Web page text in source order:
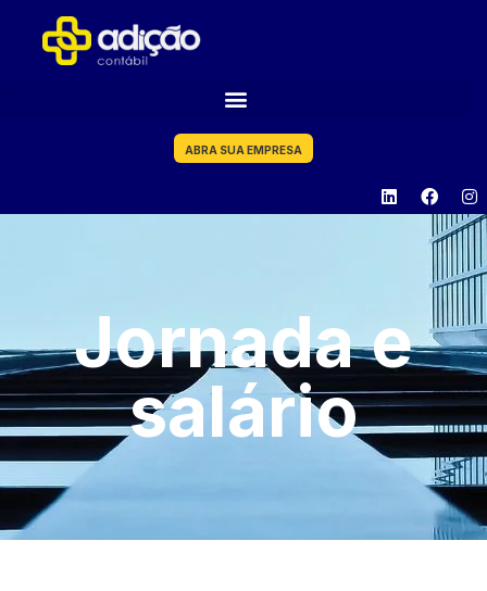
ABRA SUA EMPRESA
Jornada e
salário